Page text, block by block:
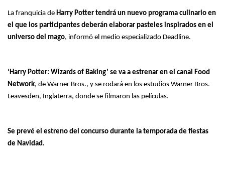
La franquicia de Harry Potter tendrá un nuevo programa culinario en
el que los participantes deberán elaborar pasteles inspirados en el
universo del mago, informó el medio especializado Deadline.
‘Harry Potter: Wizards of Baking’ se va a estrenar en el canal Food
Network, de Warner Bros., y se rodará en los estudios Warner Bros.
Leavesden, Inglaterra, donde se filmaron las películas.
Se prevé el estreno del concurso durante la temporada de fiestas
de Navidad.